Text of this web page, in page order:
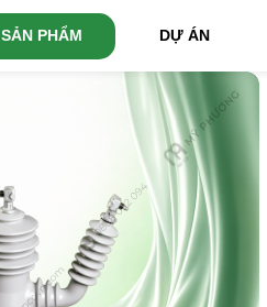
SẢN PHẨM DỰ ÁN